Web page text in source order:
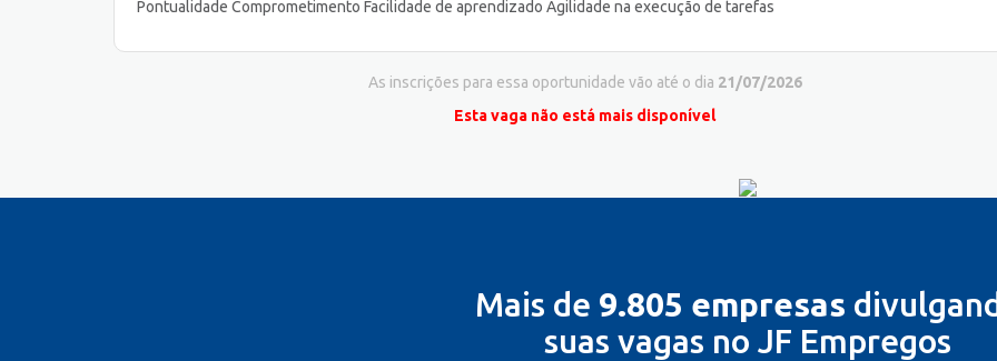
Pontualidade Comprometimento Facilidade de aprendizado Agilidade na execução de tarefas
As inscrições para essa oportunidade vão até o dia 21/07/2026
Esta vaga não está mais disponível
Mais de 9.805 empresas
suas vagas no JF Empregos